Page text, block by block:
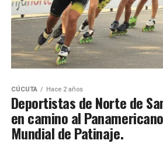
CÚCUTA Hace 2 años
Deportistas de Norte de
en camino al
Mundial de Patinaje.